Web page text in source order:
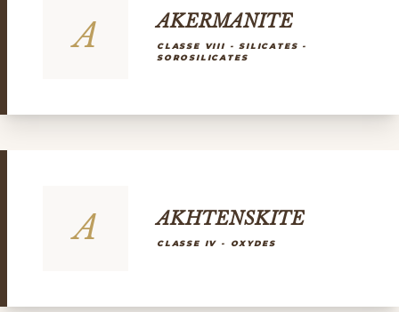
A AKERMANITE
CLASSE VIII - SILICATES -
SOROSILICATES
A AKHTENSKITE
CLASSE IV - OXYDES